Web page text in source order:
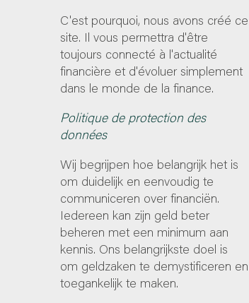
C'est pourquoi, nous avons créé ce
site. Il vous permettra d'être
toujours connecté à l'actualité
financière et d'évoluer simplement
dans le monde de la finance.
Politique de protection des
données
Wij begrijpen hoe belangrijk het is
om duidelijk en eenvoudig te
communiceren over financiën.
Iedereen kan zijn geld beter
beheren met een minimum aan
kennis. Ons belangrijkste doel is
om geldzaken te demystificeren en
toegankelijk te maken.